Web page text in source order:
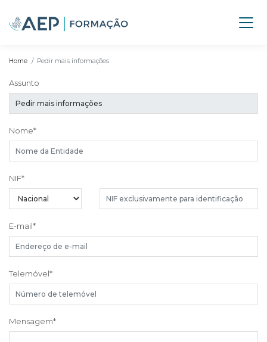
Home Pedir mais informações
Assunto
Nome*
NIF*
E-mail*
Telemóvel*
Mensagem*